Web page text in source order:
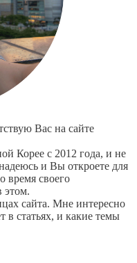
Вас на сайте
Корее с 2012 года, и не
и Вы откроете для
время своего
этом.
сайта. Мне интересно
в статьях, и какие темы